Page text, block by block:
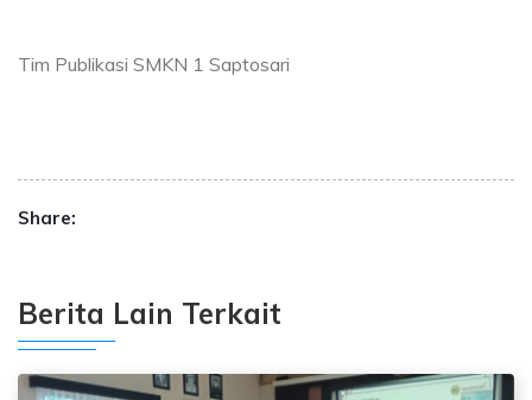
Tim Publikasi SMKN 1 Saptosari
Share:
Berita Lain Terkait